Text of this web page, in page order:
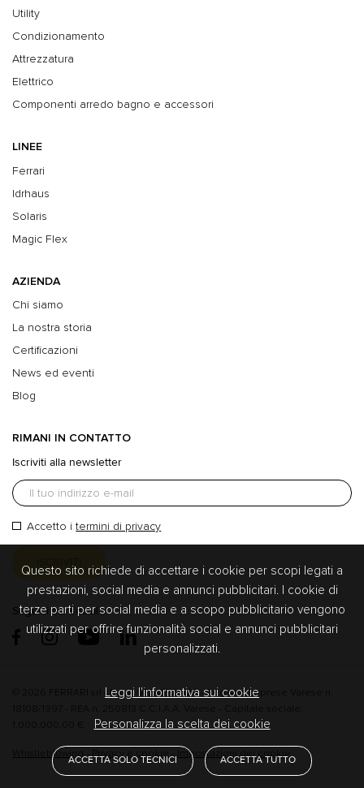
Questo sito richiede di accettare i cookie per scopi legati a
prestazioni, social media e annunci pubblicitari. I cookie di
terze parti per social media e a scopo pubblicitario vengono
utilizzati per offrire funzionalità social e annunci pubblicitari
personalizzati.
Leggi l'informativa sui cookie
Personalizza la scelta dei cookie
ACCETTA SOLO TECNICI ACCETTA TUTTO
Utility
Condizionamento
Attrezzatura
Elettrico
Componenti arredo bagno e accessori
LINEE
Ferrari
Idrhaus
Solaris
Magic Flex
AZIENDA
Chi siamo
La nostra storia
Certificazioni
News ed eventi
Blog
RIMANI IN CONTATTO
Iscriviti alla newsletter
Accetto itermini di privacy
Seguici sui social
© 2026 FERRARI srl - P. IVA 02342730120 - Registro Imprese Varese n.
Whistleblowing Impostazioni dei cookie